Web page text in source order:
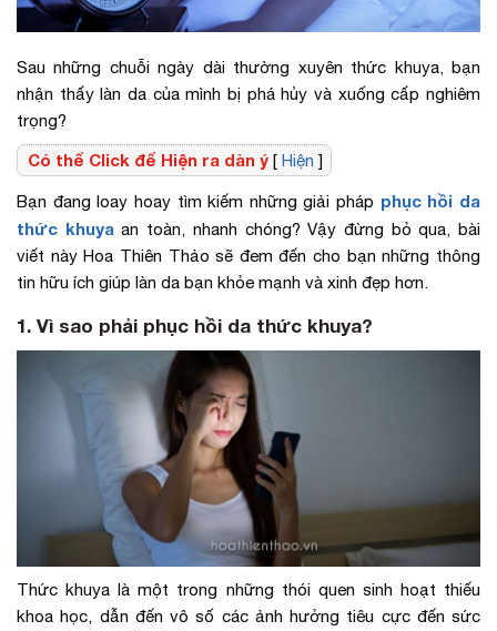
Sau những chuỗi ngày dài thường xuyên thức khuya, bạn
nhận thấy làn da của mình bị phá hủy và xuống cấp nghiêm
trọng?
Có thể Click để Hiện ra dàn ý [ Hiện ]
Bạn đang loay hoay tìm kiếm những giải pháp phục hồi da
thức khuyaan toàn, nhanh chóng? Vậy đừng bỏ qua, bài
viết này Hoa Thiên Thảo sẽ đem đến cho bạn những thông
tin hữu ích giúp làn da bạn khỏe mạnh và xinh đẹp hơn.
1. Vì sao phải phục hồi da thức khuya?
Thức khuya là một trong những thói quen sinh hoạt thiếu
khoa học, dẫn đến vô số các ảnh hưởng tiêu cực đến sức